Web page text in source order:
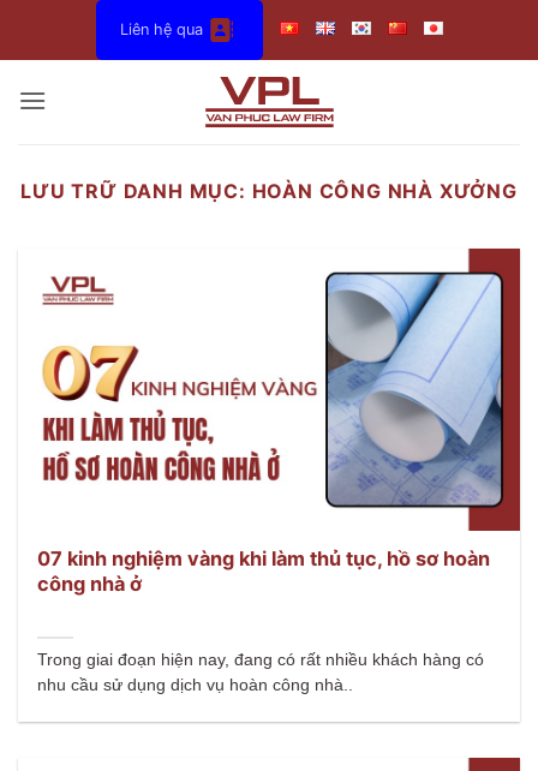
dung
Liên hệ qua
LƯU TRỮ DANH MỤC: HOÀN CÔNG NHÀ XƯỞNG
07 kinh nghiệm vàng khi làm thủ tục, hồ sơ hoàn
công nhà ở
Trong giai đoạn hiện nay, đang có rất nhiều khách hàng có
nhu cầu sử dụng dịch vụ hoàn công nhà..